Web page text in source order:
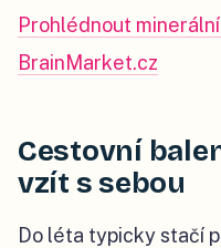
Prohlédnout
BrainMarket.cz
Cestovní
vzít s sebou
Do léta typicky stačí